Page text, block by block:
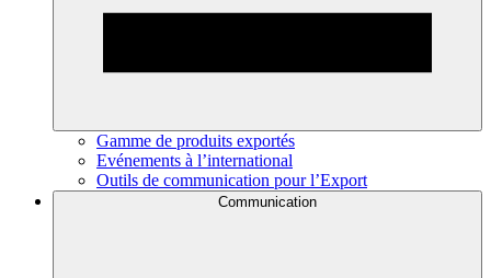
Gamme de produits exportés
Evénements à l’international
Outils de communication pour l’Export
Communication